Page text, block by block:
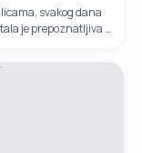
svakog dana
je prepoznatljiva –
je jedini radnik